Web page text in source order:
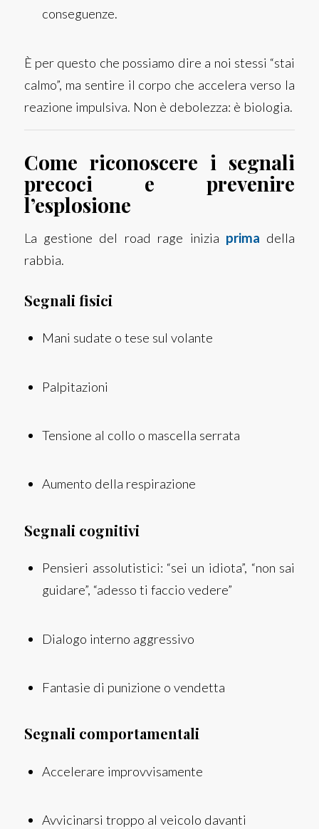
conseguenze.
È per questo che possiamo dire a noi stessi “stai
calmo”, ma sentire il corpo che accelera verso la
reazione impulsiva. Non è debolezza: è biologia.
Come riconoscere i segnali
precoci e prevenire
l’esplosione
La gestione del road rage inizia prima della
rabbia.
Segnali fisici
Mani sudate o tese sul volante
Palpitazioni
Tensione al collo o mascella serrata
Aumento della respirazione
Segnali cognitivi
Pensieri assolutistici: “sei un idiota”, “non sai
guidare”, “adesso ti faccio vedere”
Dialogo interno aggressivo
Fantasie di punizione o vendetta
Segnali comportamentali
Accelerare improvvisamente
Avvicinarsi troppo al veicolo davanti